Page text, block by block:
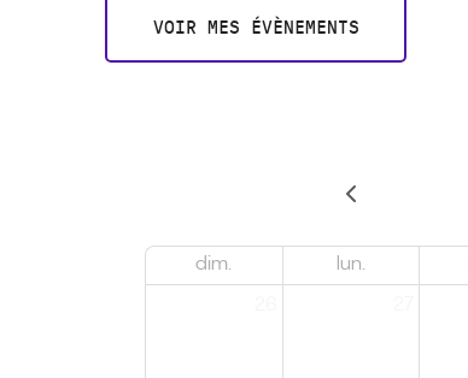
VOIR MES ÉVÈNEMENTS
dim. lun.